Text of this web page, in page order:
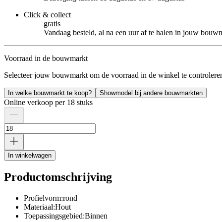
Click & collect
gratis
Vandaag besteld, al na een uur af te halen in jouw
Voorraad in de bouwmarkt
Selecteer jouw bouwmarkt om de voorraad in de winkel te
In welke bouwmarkt te koop? Showmodel bij andere bouwmarkten
Online verkoop per 18 stuks
In winkelwagen
Productomschrijving
Profielvorm:rond
Materiaal:Hout
Toepassingsgebied:Binnen